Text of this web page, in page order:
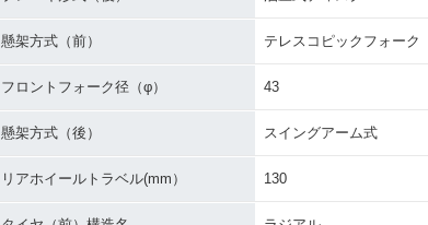
懸架方式（前） テレスコピックフォーク
フロントフォーク径（φ） 43
懸架方式（後） スイングアーム式
リアホイールトラベル(mm） 130